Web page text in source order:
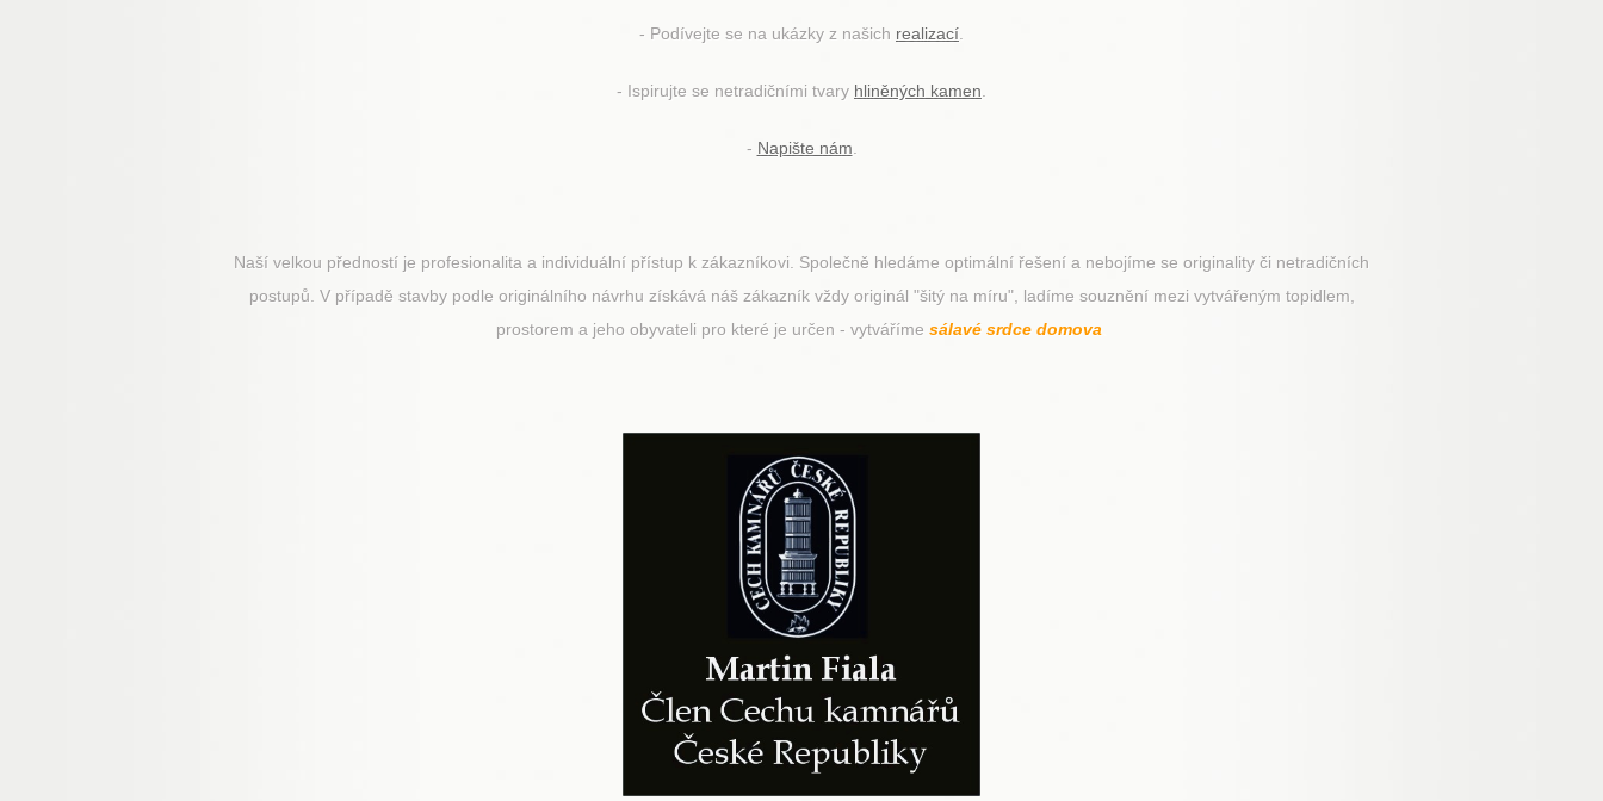
- Podívejte se na ukázky z našich realizací
- Ispirujte se netradičními tvary hliněných kamen
- Napište nám
Naší velkou předností je profesionalita a individuální přístup k zákazníkovi. Společně hledáme optimální řešení a nebojíme se originality či netradičních
postupů. V případě stavby podle originálního návrhu získává náš zákazník vždy originál "šitý na míru", ladíme souznění mezi vytvářeným topidlem,
prostorem a jeho obyvateli pro které je určen - vytváříme sálavé srdce domova